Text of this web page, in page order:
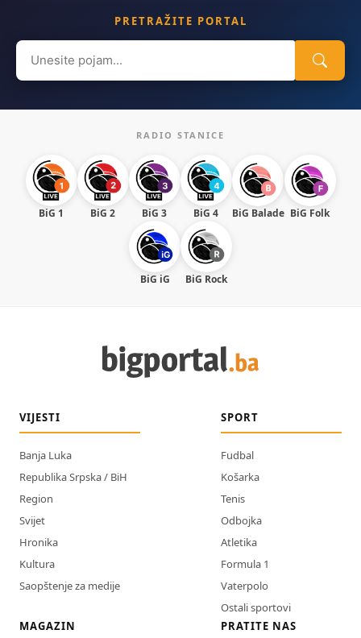
PRETRAŽITE PORTAL
Search
for:
RADIO STANICE
BiG 1 BiG 2 BiG 3 BiG 4 BiG Balade BiG Folk
BiG iG BiG Rock
VIJESTI
Banja Luka
Republika Srpska / BiH
Region
Svijet
Hronika
Kultura
Saopštenje za medije
SPORT
Fudbal
Košarka
Tenis
Odbojka
Atletika
Formula 1
Vaterpolo
Ostali sportovi
MAGAZIN
PRATITE NAS